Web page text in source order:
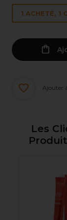
1 ACHETÉ, 1
Ajouter
Les